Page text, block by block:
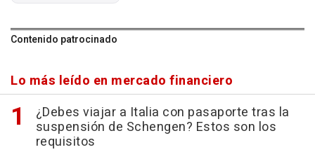
Contenido patrocinado
Lo más leído en mercado financiero
¿Debes viajar a Italia con pasaporte tras la
suspensión de Schengen? Estos son los
requisitos